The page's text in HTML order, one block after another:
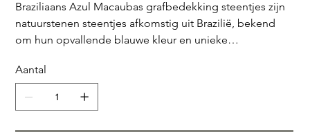
Braziliaans Azul Macaubas grafbedekking steentjes zijn
natuurstenen steentjes afkomstig uit Brazilië, bekend
om hun opvallende blauwe kleur en unieke
elementen bij grafbedekkingen vanwege hun
duurzaamheid, esthetische aantrekkingskracht en
Aantal